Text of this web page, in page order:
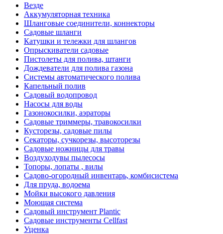
Везде
Аккумуляторная техника
Шланговые соединители, коннекторы
Садовые шланги
Катушки и тележки для шлангов
Опрыскиватели садовые
Пистолеты для полива, штанги
Дождеватели для полива газона
Системы автоматического полива
Капельный полив
Садовый водопровод
Насосы для воды
Газонокосилки, аэраторы
Садовые триммеры, травокосилки
Кусторезы, садовые пилы
Секаторы, сучкорезы, высоторезы
Садовые ножницы для травы
Воздуходувы пылесосы
Топоры, лопаты , вилы
Садово-огородный инвентарь, комбисистема
Для пруда, водоема
Мойки высокого давления
Моющая система
Садовый инструмент Plantic
Садовые инструменты Cellfast
Уценка